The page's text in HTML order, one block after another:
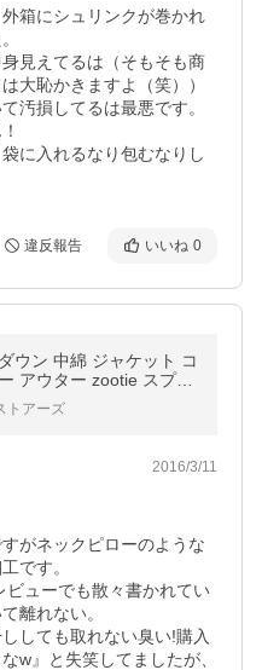
箱にシュリンクが巻かれ
見えてるは（そもそも商
大恥かきますよ（笑））
汚損してるは最悪です。
に入れるなり包むなりし
違反報告 いいね 0
ウン 中綿 ジャケット コ
アウター zootie スプリ
トアーズ
2016/3/11
がネックピローのような
です。
ビューでも散々書かれてい
離れない。
しても取れない臭い!購入
w』と失笑してましたが、